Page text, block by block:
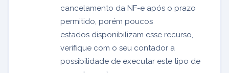
cancelamento da NF-e após o prazo
permitido, porém poucos
estados disponibilizam esse recurso,
verifique com o seu contador a
possibilidade de executar este tipo de